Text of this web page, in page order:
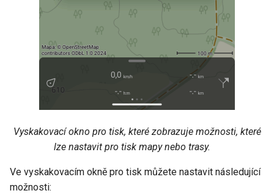
Vyskakovací okno pro tisk, které zobrazuje možnosti, které
lze nastavit pro tisk mapy nebo trasy.
Ve vyskakovacím okně pro tisk můžete nastavit následující
možnosti: